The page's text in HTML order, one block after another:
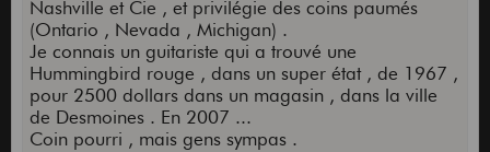
Nashville et Cie , et privilégie des coins paumés
(Ontario , Nevada , Michigan) .
Je connais un guitariste qui a trouvé une
Hummingbird rouge , dans un super état , de 1967 ,
pour 2500 dollars dans un magasin , dans la ville
de Desmoines . En 2007 ...
Coin pourri , mais gens sympas .